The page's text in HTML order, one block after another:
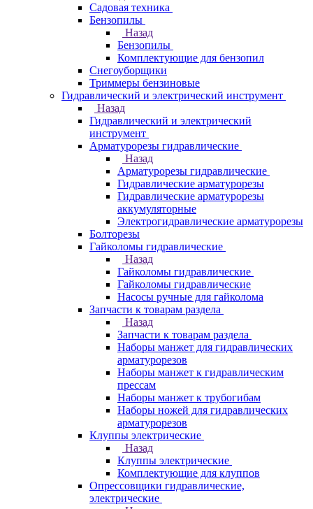
Садовая техника
Бензопилы
Назад
Бензопилы
Комплектующие для бензопил
Снегоуборщики
Триммеры бензиновые
Гидравлический и электрический инструмент
Назад
Гидравлический и электрический
инструмент
Арматурорезы гидравлические
Назад
Арматурорезы гидравлические
Гидравлические арматурорезы
Гидравлические арматурорезы
аккумуляторные
Электрогидравлические арматурорезы
Болторезы
Гайколомы гидравлические
Назад
Гайколомы гидравлические
Гайколомы гидравлические
Насосы ручные для гайколома
Запчасти к товарам раздела
Назад
Запчасти к товарам раздела
Наборы манжет для гидравлических
арматурорезов
Наборы манжет к гидравлическим
прессам
Наборы манжет к трубогибам
Наборы ножей для гидравлических
арматурорезов
Клуппы электрические
Назад
Клуппы электрические
Комплектующие для клуппов
Опрессовщики гидравлические,
электрические